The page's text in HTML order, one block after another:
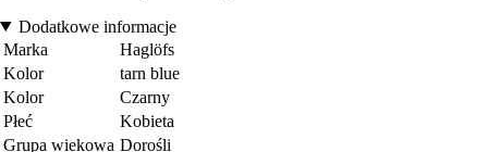
Dodatkowe informacje
Marka
Haglöfs
Kolor
tarn blue
Kolor
Czarny
Płeć
Kobieta
Grupa wiekowa Dorośli